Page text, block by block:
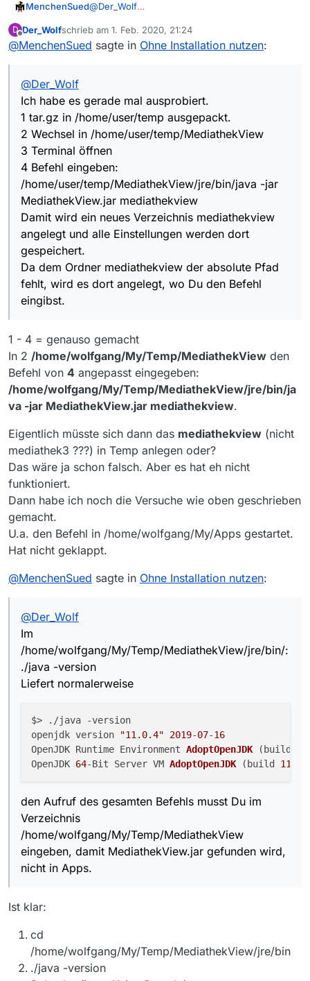
MenchenSued@Der_Wolf
1 tar.gz in /home/user/temp ausgepackt.
2 Wechsel in /home/user/temp/MediathekView
jar MediathekView.jar mediathekview
Damit wird ein neues Verzeichnis
mediathekview angelegt und alle Einstellungen
werden dort gespeichert.
Da dem Ordner mediathekview der absolute
Pfad fehlt, wird es dort angelegt, wo Du den
Befehl eingibst.
D
Offline
Der_Wolfschrieb am 1. Feb. 2020, 21:24
zuletzt editiert von
@MenchenSued sagte in Ohne Installation nutzen:
@Der_Wolf
Ich habe es gerade mal ausprobiert.
1 tar.gz in /home/user/temp ausgepackt.
2 Wechsel in /home/user/temp/MediathekView
3 Terminal öffnen
4 Befehl eingeben:
/home/user/temp/MediathekView/jre/bin/java -jar
MediathekView.jar mediathekview
Damit wird ein neues Verzeichnis mediathekview
angelegt und alle Einstellungen werden dort
gespeichert.
Da dem Ordner mediathekview der absolute Pfad
fehlt, wird es dort angelegt, wo Du den Befehl
eingibst.
1 - 4 = genauso gemacht
In 2 /home/wolfgang/My/Temp/MediathekView den
Befehl von 4 angepasst eingegeben:
/home/wolfgang/My/Temp/MediathekView/jre/bin/ja
va -jar MediathekView.jar mediathekview.
Eigentlich müsste sich dann das mediathekview (nicht
mediathek3 ???) in Temp anlegen oder?
Das wäre ja schon falsch. Aber es hat eh nicht
funktioniert.
Dann habe ich noch die Versuche wie oben geschrieben
gemacht.
U.a. den Befehl in /home/wolfgang/My/Apps gestartet.
Hat nicht geklappt.
@MenchenSued sagte in Ohne Installation nutzen:
@Der_Wolf
Im
/home/wolfgang/My/Temp/MediathekView/jre/bin/:
./java -version
Liefert normalerweise
$> ./java -version
openjdk version
"11.0.4" 2019-07-16
OpenJDK Runtime Environment AdoptOpenJDK (build
OpenJDK 64-Bit Server VM AdoptOpenJDK (build 11.0
den Aufruf des gesamten Befehls musst Du im
Verzeichnis
/home/wolfgang/My/Temp/MediathekView
eingeben, damit MediathekView.jar gefunden wird,
nicht in Apps.
Ist klar:
cd
/home/wolfgang/My/Temp/MediathekView/jre/bin
./java -version